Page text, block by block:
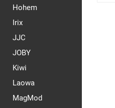
Hohem
Irix
JJC
JOBY
Kiwi
Laowa
MagMod